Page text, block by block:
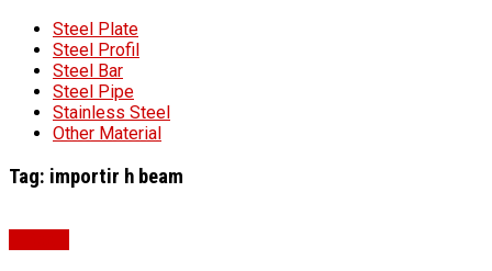
Steel Plate
Steel Profil
Steel Bar
Steel Pipe
Stainless Steel
Other Material
Tag: importir h beam